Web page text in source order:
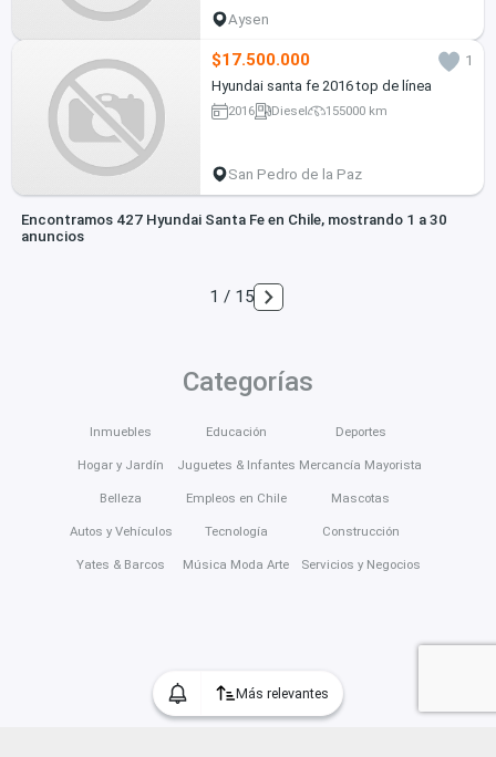
Más relevantes
Aysen
$17.500.000
1
Hyundai santa fe 2016 top de línea
2016 Diesel 155000 km
San Pedro de la Paz
Encontramos 427 Hyundai Santa Fe en Chile, mostrando 1 a 30
anuncios
1 / 15
Categorías
Inmuebles
Hogar y Jardín
Belleza
Autos y Vehículos
Yates & Barcos
Educación
Juguetes & Infantes
Empleos en Chile
Tecnología
Música Moda Arte
Deportes
Mercancía Mayorista
Mascotas
Construcción
Servicios y Negocios